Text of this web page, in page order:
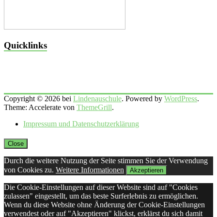
Quicklinks
Copyright © 2026 bei Lindenauschule. Powered by WordPress.
Theme: Accelerate von ThemeGrill.
Impressum und Datenschutzerklärung
Close
Durch die weitere Nutzung der Seite stimmen Sie der Verwendung
von Cookies zu. Weitere Informationen Akzeptieren
Die Cookie-Einstellungen auf dieser Website sind auf "Cookies
zulassen" eingestellt, um das beste Surferlebnis zu ermöglichen.
Wenn du diese Website ohne Änderung der Cookie-Einstellungen
verwendest oder auf "Akzeptieren" klickst, erklärst du sich damit